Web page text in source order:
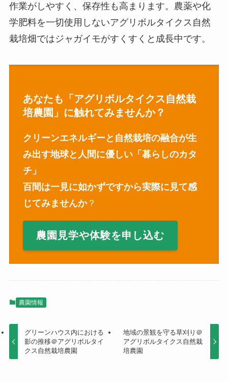
作業がしやすく、保存性も高まります。農薬や化
学肥料を一切使用しないアグリボルタイクス自然
栽培畑ではジャガイモがすくすくと成長中です。
あなたも「アグリボルタイクス自然栽
培農園」に触れてみませんか？
クリーンエネルギーと自然栽培の融合が生
み出す地球と人間に優しい「暮らしのカタ
チ」
百間は一見に如かずですから実際に見て感
じてみませんか？
農園見学や体験を申し込む
農園情報
グリーンハウス内における
影の推移＠アグリボルタイ
クス自然栽培農園
地域の景観を守る草刈り＠
アグリボルタイクス自然栽
培農園